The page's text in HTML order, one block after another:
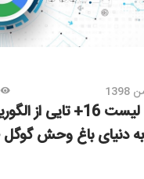
معرفی لیست 16+ تایی از
دنیای باغ وحش